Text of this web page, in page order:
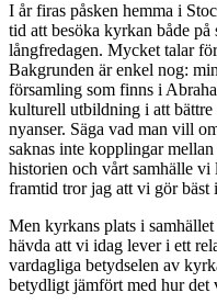
I år firas påsken hemma i
tid att besöka kyrkan både på
långfredagen. Mycket talar
Bakgrunden är enkel nog:
församling som finns i
kulturell utbildning i att bättre
nyanser. Säga vad man vill
saknas inte kopplingar
historien och vårt samhälle
framtid tror jag att vi gör bäst
Men kyrkans plats i
hävda att vi idag lever i ett
vardagliga betydselen av
betydligt jämfört med hur det